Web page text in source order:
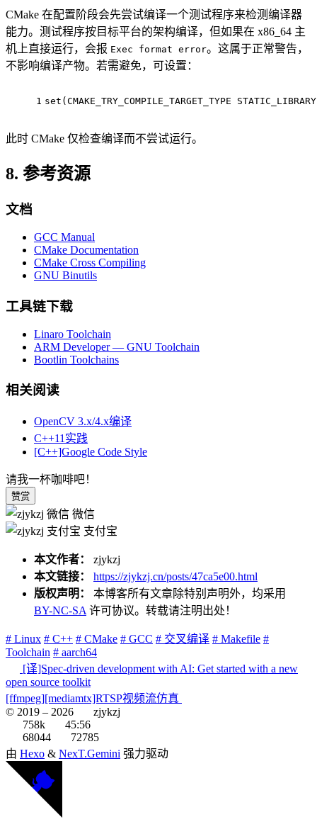
CMake 在配置阶段会先尝试编译一个测试程序来检测编译器
能力。测试程序按目标平台的架构编译，但如果在 x86_64 主
机上直接运行，会报 Exec format error。这属于正常警告，
不影响编译产物。若需避免，可设置：
1 set (CMAKE_TRY_COMPILE_TARGET_TYPE
此时 CMake 仅检查编译而不尝试运行。
8. 参考资源
文档
GCC Manual
CMake Documentation
CMake Cross Compiling
GNU Binutils
工具链下载
Linaro Toolchain
ARM Developer — GNU Toolchain
Bootlin Toolchains
相关阅读
OpenCV 3.x/4.x编译
C++11实践
[C++]Google Code Style
请我一杯咖啡吧！
赞赏
微信
支付宝
本文作者： zjykzj
本文链接：
https://zjykzj.cn/posts/47ca5e00.html
版权声明： 本博客所有文章除特别声明外，均采用
BY-NC-SA 许可协议。转载请注明出处！
# Linux # C++ # CMake # GCC # 交叉编译 # Makefile #
Toolchain # aarch64
[译]Spec-driven development with AI: Get started with a new
open source toolkit
[ffmpeg][mediamtx]RTSP视频流仿真
© 2019 – 2026
zjykzj
758k
45:56
68044
72785
由 Hexo & NexT.Gemini 强力驱动